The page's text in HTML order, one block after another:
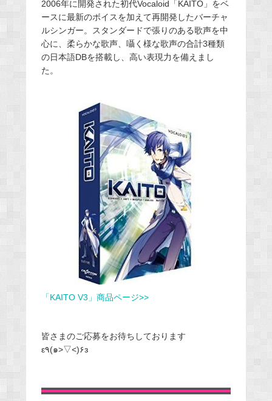
2006年に開発された初代Vocaloid「KAITO」をベ
ースに最新のボイスを加えて再開発したバーチャ
ルシンガー。スタンダードで張りのある歌声を中
心に、柔らかな歌声、囁く様な歌声の合計3種類
の日本語DBを搭載し、高い表現力を備えまし
た。
「KAITO V3」商品ページ>>
皆さまのご応募をお待ちしております
ε٩(๑>▽<)۶з